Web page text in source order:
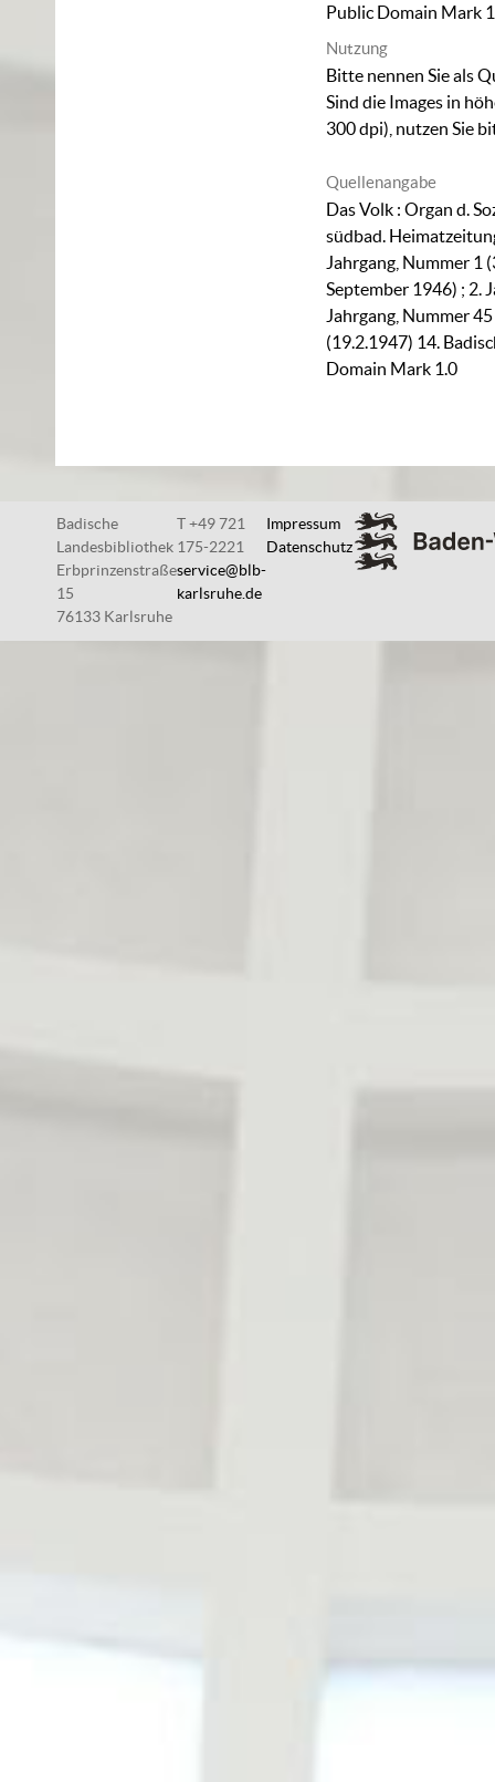
Public Domain Mark
Nutzung
Bitte nennen Sie als
Sind die Images in
300 dpi), nutzen Sie
Quellenangabe
Das Volk : Organ d.
südbad.
Jahrgang, Nummer 1
September 1946) ; 2.
Jahrgang, Nummer
(19.2.1947) 14.
Domain Mark 1.0
Badische
Landesbibliothek
Erbprinzenstraße
15
76133 Karlsruhe
T +49 721
175-2221
service@blb-
karlsruhe.de
Impressum
Datenschutz